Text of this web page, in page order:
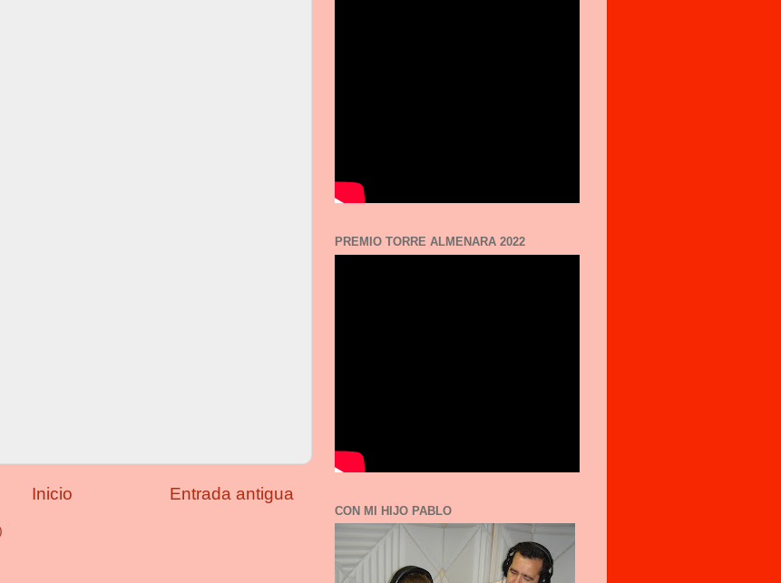
Entrada antigua
Inicio
PREMIO TORRE ALMENARA 2022
CON MI HIJO PABLO